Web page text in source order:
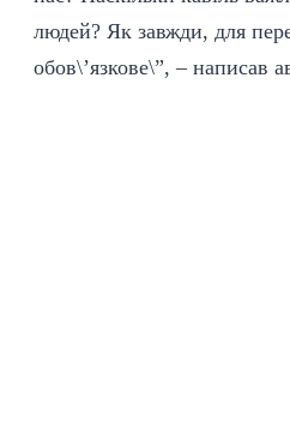
людей? Як завжди, для
обов\’язкове\”, – написав